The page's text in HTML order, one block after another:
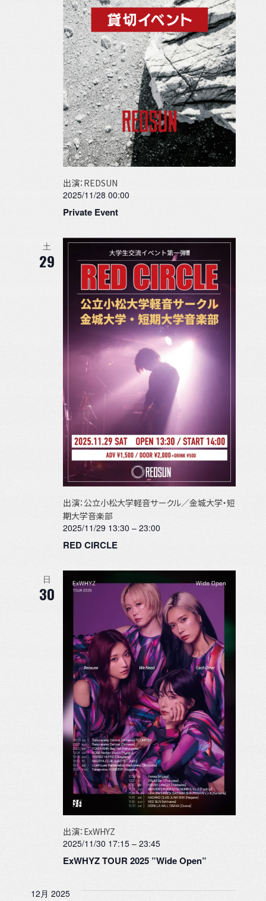
2025/11/28 00:00
Private Event
出演：REDSUN
土
29
2025/11/29 13:30 – 23:00
RED CIRCLE
出演：公立小松大学軽音サークル／金城大学・短
期大学音楽部
日
30
2025/11/30 17:15– 23:45
ExWHYZ TOUR 2025 ”Wide Open”
出演：ExWHYZ
12月 2025